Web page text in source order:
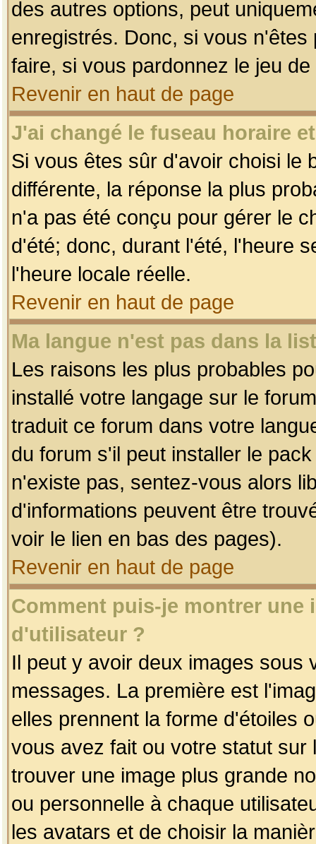
des autres options, peut
enregistrés. Donc, si vous
faire, si vous pardonnez le jeu
Revenir en haut de page
J'ai changé le fuseau horaire
Si vous êtes sûr d'avoir choisi le
différente, la réponse la plus
n'a pas été conçu pour gérer le
d'été; donc, durant l'été, l'heure
l'heure locale réelle.
Revenir en haut de page
Ma langue n'est pas dans la
Les raisons les plus probables
installé votre langage sur le
traduit ce forum dans votre
du forum s'il peut installer le
n'existe pas, sentez-vous alors
d'informations peuvent être
voir le lien en bas des pages).
Revenir en haut de page
Comment puis-je montrer une
d'utilisateur ?
Il peut y avoir deux images sous
messages. La première est
elles prennent la forme d'étoiles
vous avez fait ou votre statut
trouver une image plus grande
ou personnelle à chaque
les avatars et de choisir la